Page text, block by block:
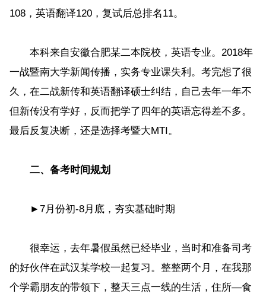
108，英语翻译120，复试后总排名11。
本科来自安徽合肥某二本院校，英语专业。2018年
一战暨南大学新闻传播，实务专业课失利。考完想了很
久，在二战新传和英语翻译硕士纠结，自己去年一年不
但新传没有学好，反而把学了四年的英语忘得差不多。
最后反复决断，还是选择考暨大MTI。
二、备考时间规划
►7月份初-8月底，夯实基础时期
很幸运，去年暑假虽然已经毕业，当时和准备司考
的好伙伴在武汉某学校一起复习。整整两个月，在我那
个学霸朋友的带领下，整天三点一线的生活，住所—食